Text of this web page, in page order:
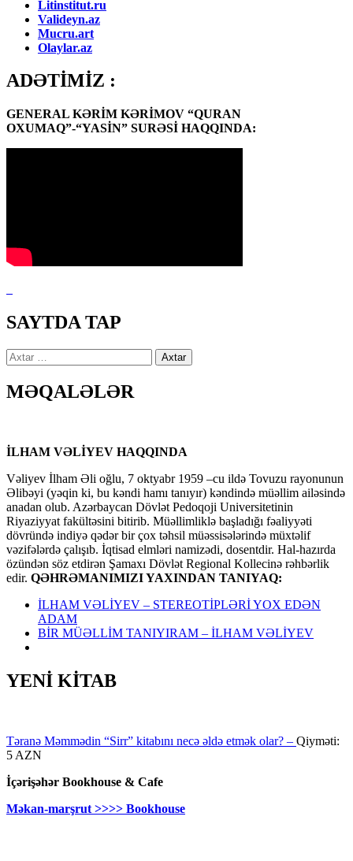
Litinstitut.ru
Valideyn.az
Mucru.art
Olaylar.az
ADƏTİMİZ :
GENERAL KƏRİM KƏRİMOV “QURAN
OXUMAQ”-“YASİN” SURƏSİ HAQQINDA:
SAYTDA TAP
Axtarış:
MƏQALƏLƏR
İLHAM VƏLİYEV HAQQINDA
Vəliyev İlham Əli oğlu, 7 oktyabr 1959 –cu ildə Tovuzu rayonunun
Əlibəyi (yəqin ki, bu kəndi hamı tanıyır) kəndində müəllim ailəsində
anadan olub. Azərbaycan Dövlət Pedoqoji Universitetinin
Riyaziyyat fakültəsini bitirib. Müəllimliklə başladığı fəaliyyəti
dövründə indiyə qədər bir çox təhsil müəssisələrində müxtəlif
vəzifələrdə çalışıb. İqtisad elmləri namizədi, dosentdir. Hal-hazırda
özündən söz etdirən Şamaxı Dövlət Regional Kollecinə rəhbərlik
edir. QƏHRƏMANIMIZI YAXINDAN TANIYAQ:
İLHAM VƏLİYEV – STEREOTİPLƏRİ YOX EDƏN
ADAM
BİR MÜƏLLİM TANIYIRAM – İLHAM VƏLİYEV
YENİ KİTAB
Təranə Məmmədin “Sirr” kitabını necə əldə etmək olar? – Qiyməti:
5 AZN
İçərişəhər Bookhouse & Cafe
Məkan-marşrut >>>> Bookhouse